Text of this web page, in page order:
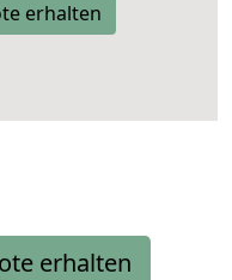
erhalten
erhalten